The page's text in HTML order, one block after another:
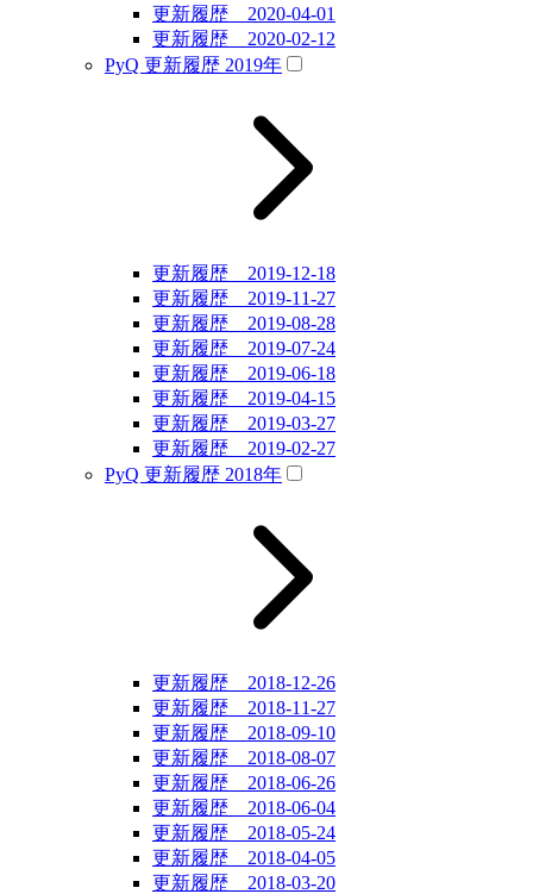
更新履歴 2020-04-01
更新履歴 2020-02-12
PyQ 更新履歴 2019年
更新履歴 2019-12-18
更新履歴 2019-11-27
更新履歴 2019-08-28
更新履歴 2019-07-24
更新履歴 2019-06-18
更新履歴 2019-04-15
更新履歴 2019-03-27
更新履歴 2019-02-27
PyQ 更新履歴 2018年
更新履歴 2018-12-26
更新履歴 2018-11-27
更新履歴 2018-09-10
更新履歴 2018-08-07
更新履歴 2018-06-26
更新履歴 2018-06-04
更新履歴 2018-05-24
更新履歴 2018-04-05
更新履歴 2018-03-20